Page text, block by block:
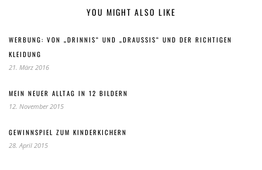
YOU MIGHT ALSO LIKE
WERBUNG: VON „DRINNIS“ UND „DRAUSSIS“ UND DER RICHTIGEN K
LEIDUNG
21. März 2016
MEIN NEUER ALLTAG IN 12 BILDERN
12. November 2015
GEWINNSPIEL ZUM KINDERKICHERN
28. April 2015